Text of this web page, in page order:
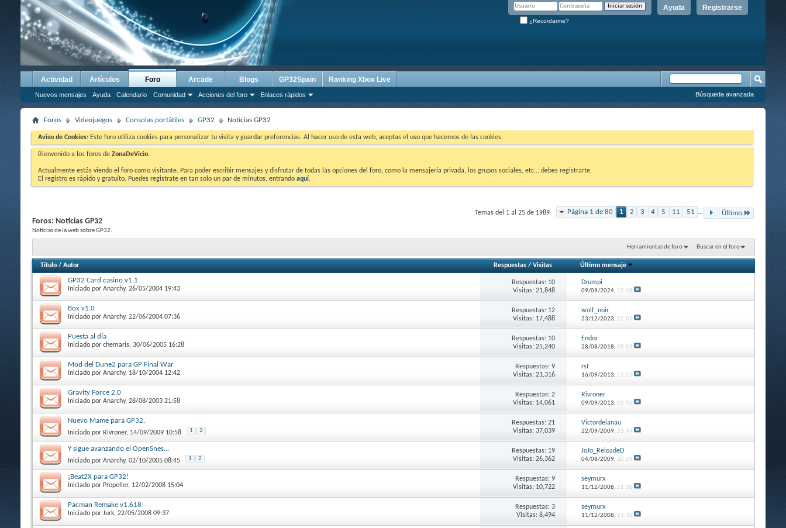
Registrarse
Ayuda
¿Recordarme?
Actividad Artículos Foro
Nuevos mensajes Ayuda Calendario Comunidad Acciones del foro Enlaces rápidos
Arcade Blogs GP32Spain Ranking Xbox Live
Búsqueda avanzada
Foros Videojuegos Consolas portátiles GP32 Noticias GP32
Aviso de Cookies: Este foro utiliza cookies para personalizar tu visita y guardar preferencias. Al hacer uso de esta web, aceptas el uso que hacemos de las cookies.
Bienvenido a los foros de ZonaDeVicio.
Actualmente estás viendo el foro como visitante. Para poder escribir mensajes y disfrutar de todas las opciones del foro, como la mensajería privada, los grupos sociales, etc... debes registrarte.
El registro es rápido y gratuíto. Puedes registrate en tan solo un par de minutos, entrando aquí.
Página 1 de 80 1 2 3 4 5 11 51 ... Último
Temas del 1 al 25 de 1989
Foros: Noticias GP32
Noticias de la web sobre GP32.
Herramientas de foro Buscar en el foro
Título / Autor Respuestas /Visitas Último mensaje
GP32 Card casino v1.1
Iniciado por Anarchy, 26/05/2004 19:43
Respuestas: 10
Visitas: 21,848
Drumpi
09/09/2024, 12:48
Box v1.0
Iniciado por Anarchy, 22/06/2004 07:36
Respuestas: 12
Visitas: 17,488
wolf_noir
23/12/2023, 22:03
Puesta al día
Iniciado por chemaris, 30/06/2005 16:28
Respuestas: 10
Visitas: 25,240
Endor
28/08/2018, 09:53
Mod del Dune2 para GP Final War
Iniciado por Anarchy, 18/10/2004 12:42
Respuestas: 9
Visitas: 21,316
rst
16/09/2013, 12:16
Gravity Force 2.0
Iniciado por Anarchy, 28/08/2003 21:58
Respuestas: 2
Visitas: 14,061
Rivroner
09/09/2013, 02:45
Nuevo Mame para GP32.
Iniciado por Rivroner, 14/09/2009 10:58 1 2
Respuestas: 21
Visitas: 37,039
Victordelanau
22/09/2009, 23:49
Y sigue avanzando el OpenSnes...
Iniciado por Anarchy, 02/10/2005 08:45 1 2
Respuestas: 19
Visitas: 26,362
JoJo_ReloadeD
04/08/2009, 20:29
¡Beat2X para GP32!
Iniciado por Propeller, 12/02/2008 15:04
Respuestas: 9
Visitas: 10,722
seymurx
11/12/2008, 21:38
Pacman Remake v1.618
Iniciado por Jurk, 22/05/2008 09:37
Respuestas: 3
Visitas: 8,494
seymurx
11/12/2008, 21:35